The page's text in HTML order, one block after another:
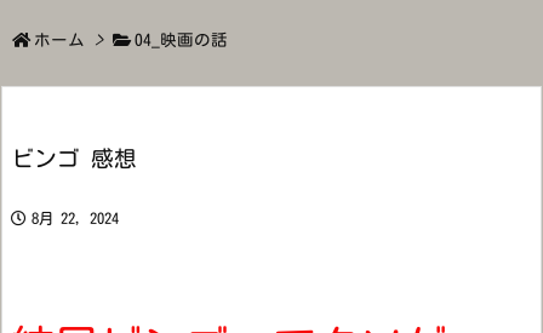
ホーム > 04_映画の話
ビンゴ 感想
8月 22, 2024